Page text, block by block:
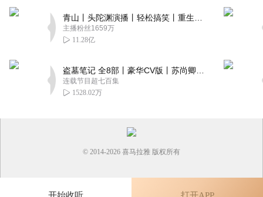
主播粉丝1659万
11.28亿
连载节目超七百集
1528.02万
开始收听 打开APP
© 2014-2026 喜马拉雅 版权所有